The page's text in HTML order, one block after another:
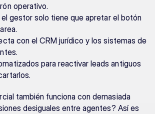
operativo.
el gestor solo tiene que apretar el botón
con el CRM jurídico y los sistemas de
para reactivar leads antiguos
también funciona con demasiada
desiguales entre agentes? Así es